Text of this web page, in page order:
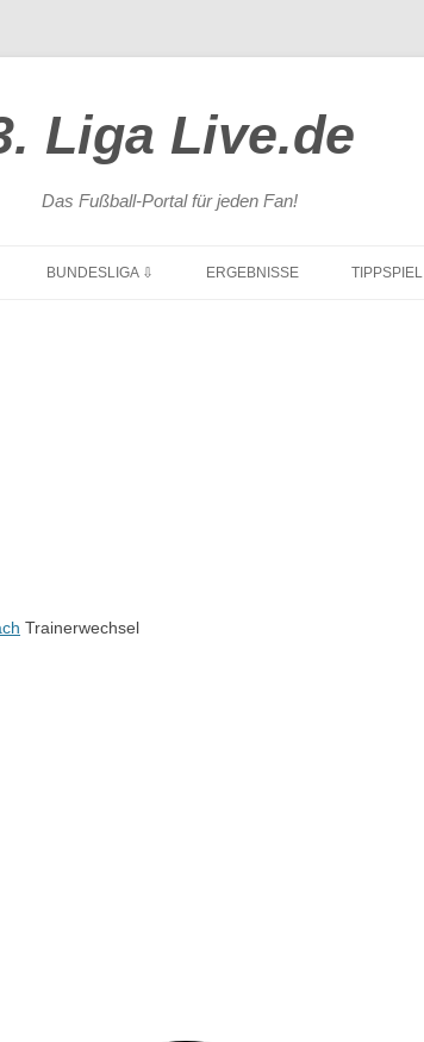
Liga Live.de
Das Fußball-Portal für jeden Fan!
Inhalt
BUNDESLIGA ⇩ ERGEBNISSE TIPPSPIEL
Trainerwechsel